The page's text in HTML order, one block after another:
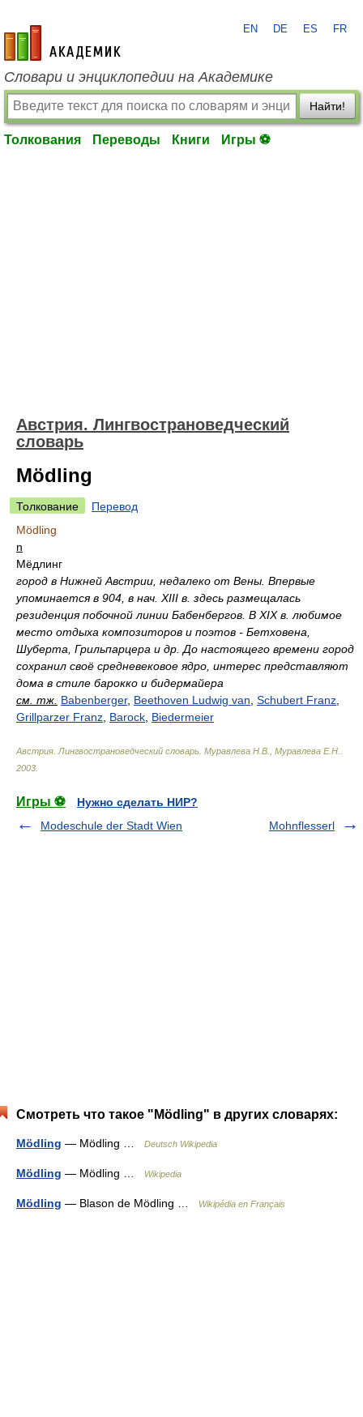
academic.ru
EN DE ES FR
Словари и энциклопедии на Академике
Найти!
Толкования Переводы Книги Игры ⚽
Австрия. Лингвострановедческий
словарь
Mödling
Толкование
Перевод
Mödling
n
Мёдлинг
город в Нижней Австрии, недалеко от Вены. Впервые
упоминается в 904, в нач. XIII в. здесь размещалась
резиденция побочной линии Бабенбергов. В XIX в. любимое
место отдыха композиторов и поэтов - Бетховена,
Шуберта, Грильпарцера и др. До настоящего времени город
сохранил своё средневековое ядро, интерес представляют
дома в стиле барокко и бидермайера
см. тж. Babenberger, Beethoven Ludwig van Schubert Franz
Grillparzer Franz Barock Biedermeier
Австрия. Лингвострановедческий словарь Муравлева Н.В., Муравлева Е.Н.
2003
Игры ⚽
Нужно сделать НИР?
Modeschule der Stadt Wien
Mohnflesserl
Смотреть что такое "Mödling" в других словарях:
Mödling — Mödling … Deutsch Wikipedia
Mödling — Mödling … Wikipedia
Mödling — Blason de Mödling … Wikipédia en Français